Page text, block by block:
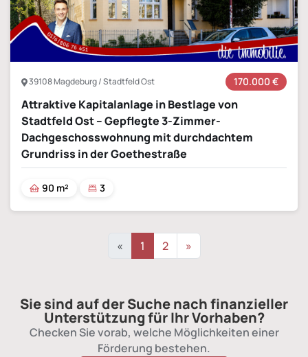
Sie sind auf der Suche nach finanzieller
Unterstützung für Ihr Vorhaben?
Checken Sie vorab, welche Möglichkeiten einer
Förderung bestehen.